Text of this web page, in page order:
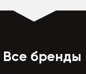
Все бренды